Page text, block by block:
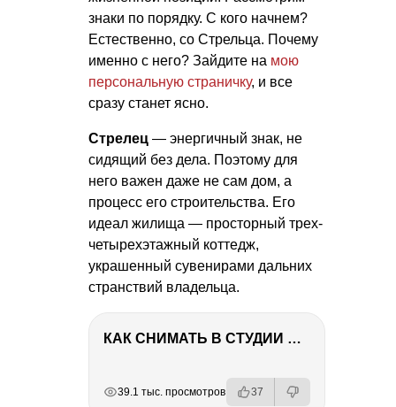
знаки по порядку. С кого начнем?
Естественно, со Стрельца. Почему
именно с него? Зайдите на мою
персональную страничку, и все
сразу станет ясно.
Стрелец — энергичный знак, не
сидящий без дела. Поэтому для
него важен даже не сам дом, а
процесс его строительства. Его
идеал жилища — просторный трех-
четырехэтажный коттедж,
украшенный сувенирами дальних
странствий владельца.
КАК СНИМАТЬ В СТУДИИ СО ВСПЫШКАМИ
39.1 тыс. просмотров 37